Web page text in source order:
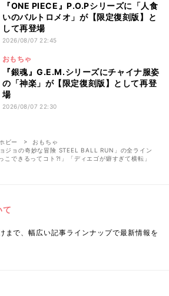
『ONE PIECE』P.O.Pシリーズに「人食
いのバルトロメオ」が【限定復刻版】と
して再登場
2026/08/07 22:45
おもちゃ
『銀魂』G.E.M.シリーズにチャイナ服姿
の「神楽」が【限定復刻版】として再登
場
2026/08/07 22:30
ホビー
おもちゃ
ジョの奇妙な冒険 STEEL BALL RUN」の全ライン
できるってコト?!」「ディエゴが癖すぎて横転」
て
まで、幅広い記事ラインナップで最新情報を